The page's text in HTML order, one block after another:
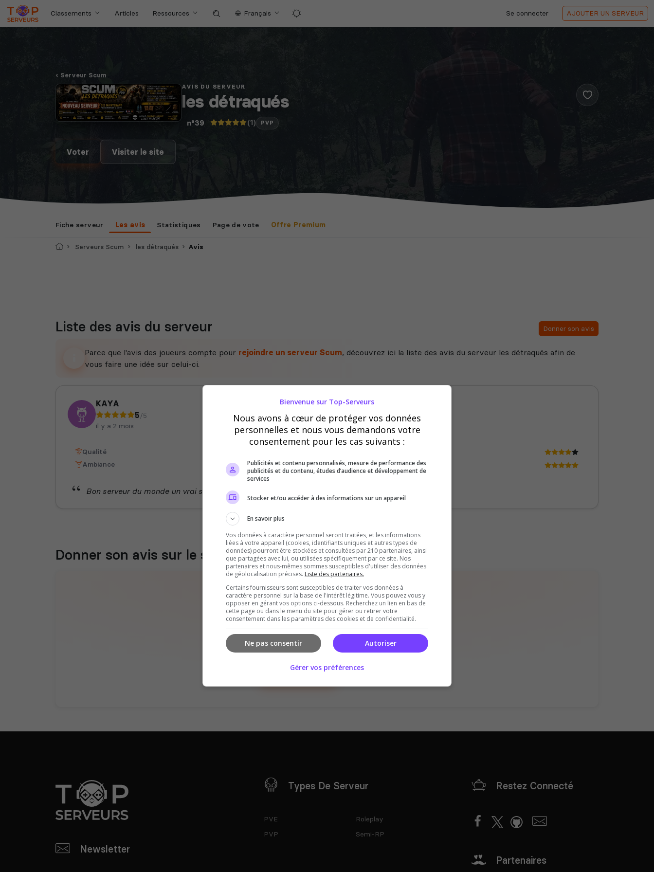
Classements Articles Ressources Français Se connecter AJOUTER UN SERVEUR
Serveur Scum
AVIS DU SERVEUR
les détraqués
n°39 (1) PVP
Voter Visiter le site
Fiche serveur Les avis Statistiques Page de vote Offre Premium
AccueilServeurs Scum les détraqués Avis
Liste des avis du serveur Donner son avis
Parce que l'avis des joueurs compte pour rejoindre un serveur Scum, découvrez ici la liste des avis du serveur les détraqués afin de
vous faire une idée sur celui-ci.
KAYA
5/5
il y a 2 mois
Qualité
Ambiance
Disponibilité
Bon serveur du monde un vrai serv en vanilla admin en apprentissage mais present au besoin
Donner son avis sur le serveur
Vous devez être connecté pour ajouter un avis
sur ce serveur !
Se connecter S'inscrire
Newsletter
Types De Serveur
PVE
PVP
Roleplay
Semi-RP
Restez Connecté
Partenaires
Bienvenue sur Top-Serveurs
Nous avons à cœur de protéger vos données
personnelles et nous vous demandons votre
consentement pour les cas suivants :
Publicités et contenu personnalisés, mesure de performance des
publicités et du contenu, études d’audience et développement de
services
Stocker et/ou accéder à des informations sur un appareil
En savoir plus
Vos données à caractère personnel seront traitées, et les informations
liées à votre appareil (cookies, identifiants uniques et autres types de
données) pourront être stockées et consultées par 210 partenaires, ainsi
que partagées avec lui, ou utilisées spécifiquement par ce site. Nos
partenaires et nous-mêmes sommes susceptibles d'utiliser des données
de géolocalisation précises. Liste des partenaires.
Certains fournisseurs sont susceptibles de traiter vos données à
caractère personnel sur la base de l'intérêt légitime. Vous pouvez vous y
opposer en gérant vos options ci-dessous. Recherchez un lien en bas de
cette page ou dans le menu du site pour gérer ou retirer votre
consentement dans les paramètres des cookies et de confidentialité.
Autoriser
Ne pas consentir
Gérer vos préférences